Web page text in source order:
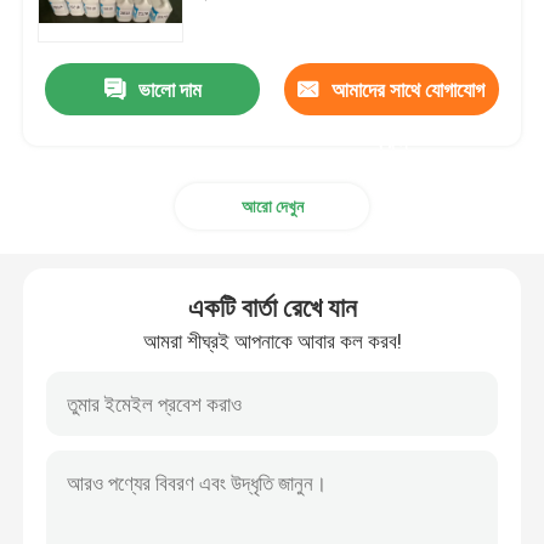
কারখানা ভ্রমণ
ভালো দাম আমাদের সাথে যোগাযোগ
আরো দেখুন
একটি বার্তা রেখে যান
আমরা শীঘ্রই আপনাকে আবার কল করব!